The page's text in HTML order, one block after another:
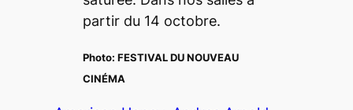
partir du 14 octobre.
Photo: FESTIVAL DU NOUVEAU
CINÉMA